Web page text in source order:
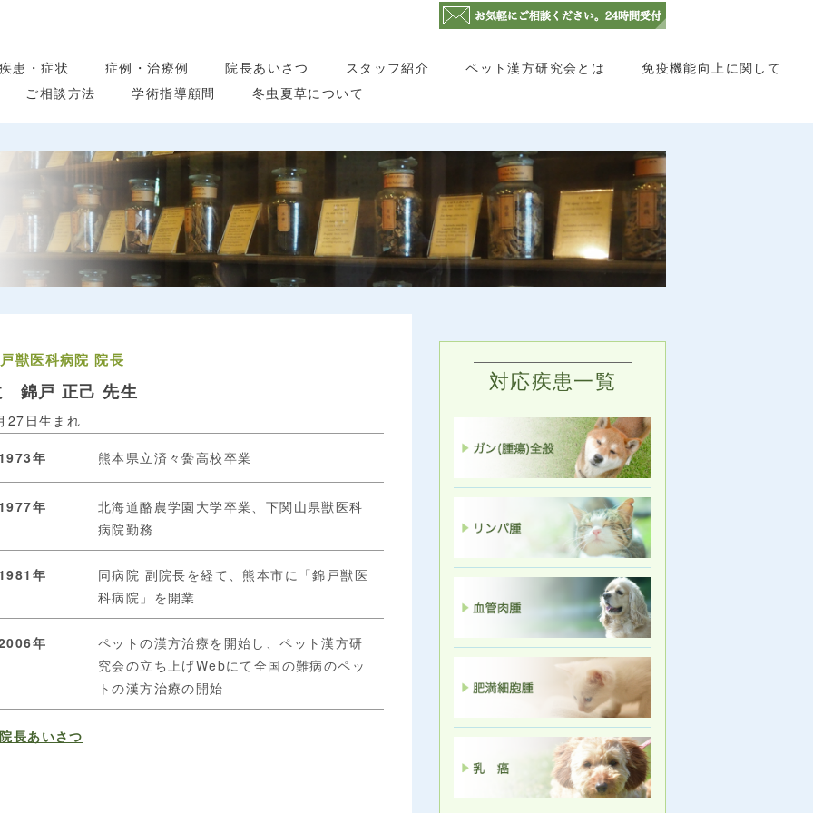
患・症状 症例・治療例 院長あいさつ スタッフ紹介 ペット漢方研究会とは
免疫機能向上に関して
ご相談方法
学術指導顧問 冬虫夏草について
獣医科病院 院長
錦戸 正己 先生
27日生まれ
年 熊本県立済々黌高校卒業
年
北海道酪農学園大学卒業、下関山県獣医科
病院勤務
年
同病院 副院長を経て、熊本市に「錦戸獣医
科病院」を開業
年
ペットの漢方治療を開始し、ペット漢方研
究会の立ち上げWebにて全国の難病のペッ
トの漢方治療の開始
院長あいさつ
対応疾患一覧